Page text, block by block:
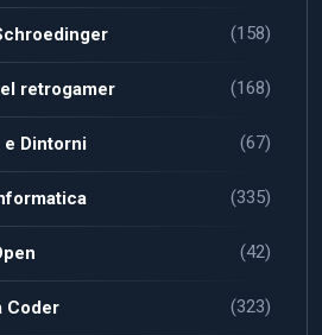
(158)
retrogamer (168)
e Dintorni (67)
(335)
(42)
Coder (323)